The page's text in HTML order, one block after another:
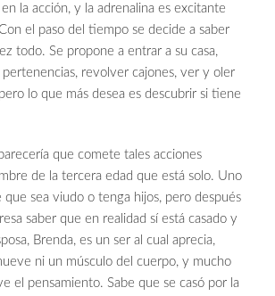
la acción, y la adrenalina es excitante
el paso del tiempo se decide a saber
todo. Se propone a entrar a su casa,
revolver cajones, ver y oler
lo que más desea es descubrir si tiene
que comete tales acciones
de la tercera edad que está solo. Uno
que sea viudo o tenga hijos, pero después
saber que en realidad sí está casado y
Brenda, es un ser al cual aprecia,
ni un músculo del cuerpo, y mucho
el pensamiento. Sabe que se casó por la